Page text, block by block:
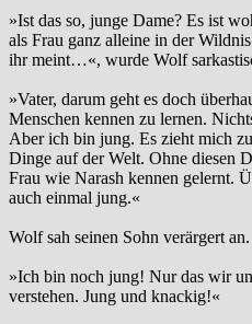
»Ist das so, junge Dame? Es ist
als Frau ganz alleine in der
ihr meint…«, wurde Wolf
»Vater, darum geht es doch
Menschen kennen zu lernen.
Aber ich bin jung. Es zieht mich
Dinge auf der Welt. Ohne diesen
Frau wie Narash kennen gelernt.
auch einmal jung.«
Wolf sah seinen Sohn verärgert an.
»Ich bin noch jung! Nur das wir
verstehen. Jung und knackig!«